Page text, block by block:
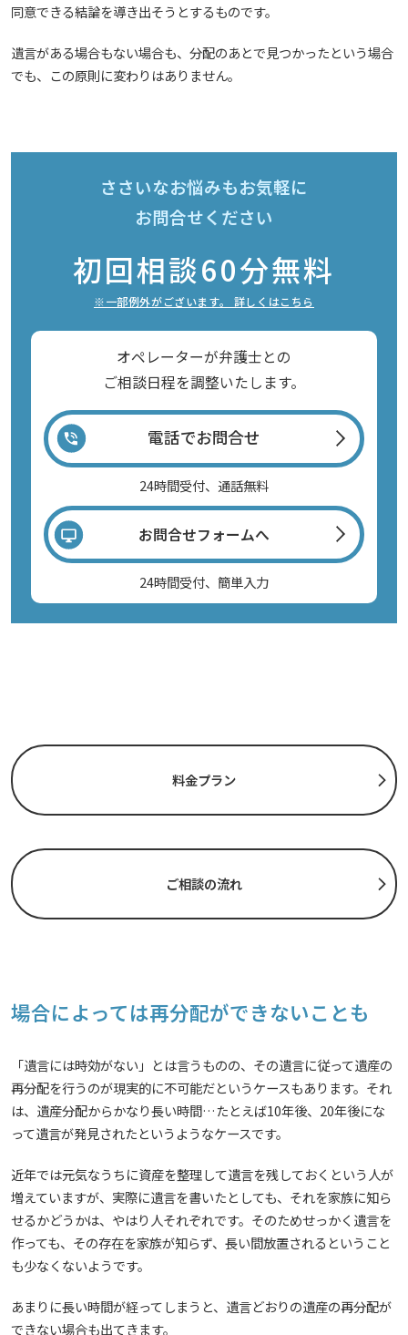
同意できる結論を導き出そうとするものです。
遺言がある場合もない場合も、分配のあとで見つかったという場合
でも、この原則に変わりはありません。
ささいなお悩みもお気軽に
お問合せください
初回相談60分無料
※一部例外がございます。 詳しくはこちら
オペレーターが弁護士との
ご相談日程を調整いたします。
電話でお問合せ
24時間受付、通話無料
お問合せフォームへ
24時間受付、簡単入力
料金プラン
ご相談の流れ
場合によっては再分配ができないことも
「遺言には時効がない」とは言うものの、その遺言に従って遺産の
再分配を行うのが現実的に不可能だというケースもあります。それ
は、遺産分配からかなり長い時間…たとえば10年後、20年後にな
って遺言が発見されたというようなケースです。
近年では元気なうちに資産を整理して遺言を残しておくという人が
増えていますが、実際に遺言を書いたとしても、それを家族に知ら
せるかどうかは、やはり人それぞれです。そのためせっかく遺言を
作っても、その存在を家族が知らず、長い間放置されるということ
も少なくないようです。
あまりに長い時間が経ってしまうと、遺言どおりの遺産の再分配が
できない場合も出てきます。